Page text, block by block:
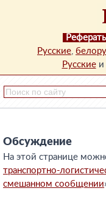
Русские,
Русскиеи
Обсуждение
На этой странице
транспортно-
смешанном сообщении